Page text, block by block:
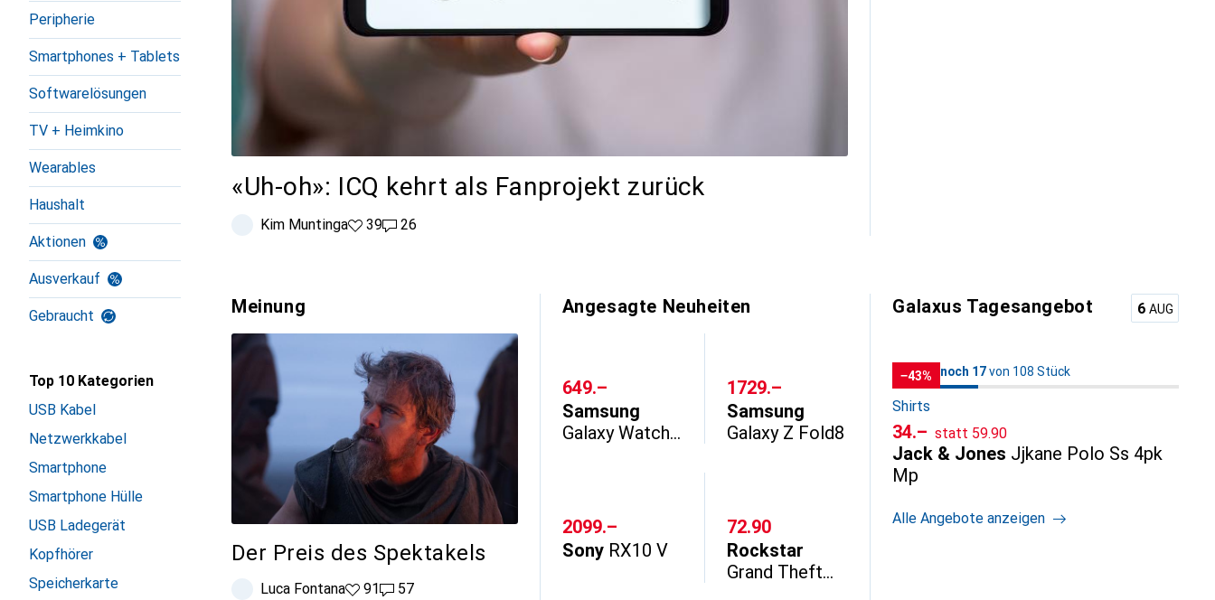
Peripherie
Smartphones + Tablets
Softwarelösungen
TV + Heimkino
Wearables
Haushalt
Aktionen
Ausverkauf
Gebraucht
Top 10 Kategorien
USB Kabel
Netzwerkkabel
Smartphone
Smartphone Hülle
USB Ladegerät
Kopfhörer
Speicherkarte
Galaxus Tagesangebot 6 AUG
−43% 17 / 108
17 von 108 Stück
noch 17 von 108 Stück
Shirts
CHF
34.– statt CHF
59.90
Jack & Jones Jjkane Polo Ss 4pk
Mp
Alle Angebote anzeigen
«Uh-oh»: ICQ kehrt als Fanprojekt zurück
Kim Muntinga39 Likes
3926 Kommentare
26
Meinung
Der Preis des Spektakels
Luca Fontana91 Likes
9157 Kommentare
57
Angesagte Neuheiten
CHF
649.–
Samsung
Galaxy Watch
CHF
1729.–
Samsung
Galaxy Z Fold8
CHF
2099.–
Sony RX10 V
CHF
72.90
Rockstar
Grand Theft